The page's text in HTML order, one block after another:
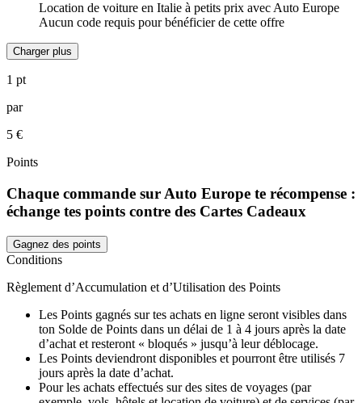
Location de voiture en Italie à petits prix avec Auto Europe
Aucun code requis pour bénéficier de cette offre
Charger plus
1 pt
par
5 €
Points
Chaque commande sur Auto Europe te récompense :
échange tes points contre des Cartes Cadeaux
Gagnez des points
Conditions
Règlement d’Accumulation et d’Utilisation des Points
Les Points gagnés sur tes achats en ligne seront visibles dans
ton Solde de Points dans un délai de 1 à 4 jours après la date
d’achat et resteront « bloqués » jusqu’à leur déblocage.
Les Points deviendront disponibles et pourront être utilisés 7
jours après la date d’achat.
Pour les achats effectués sur des sites de voyages (par